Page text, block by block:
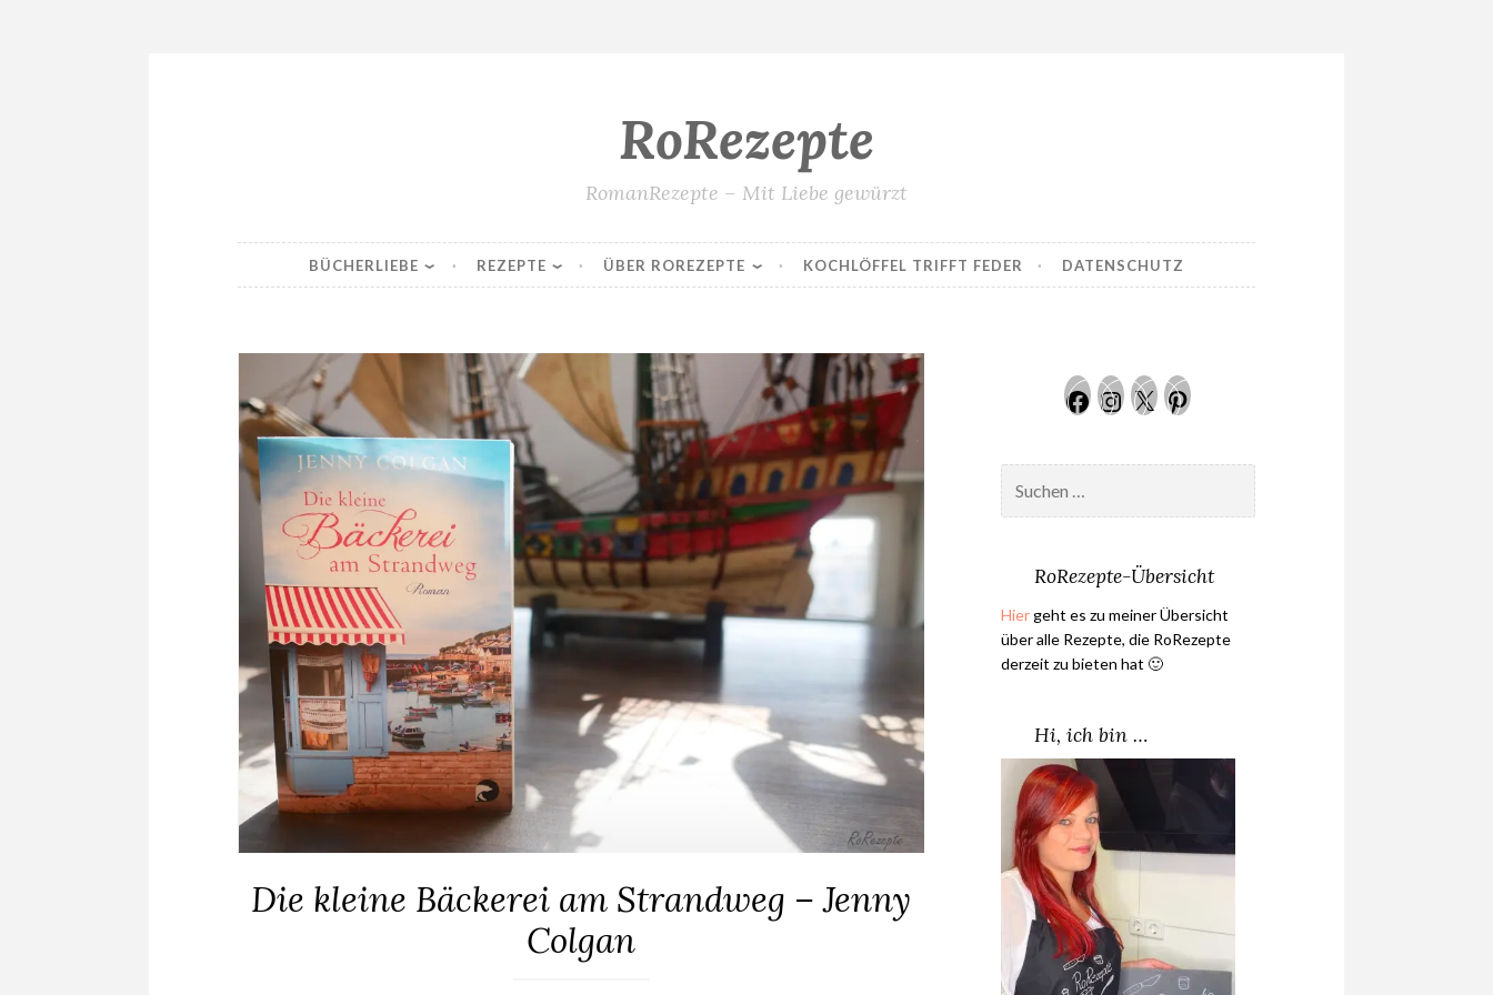
RoRezepte
RomanRezepte – Mit Liebe gewürzt
BÜCHERLIEBE REZEPTE ÜBER ROREZEPTE KOCHLÖFFEL TRIFFT FEDER DATENSCHUTZ
Die kleine Bäckerei am Strandweg – Jenny Colgan
ALLGEMEIN
Die kleine Bäckerei am Strandweg – Jenny
Colgan
Facebook
Instagram
Twitter
Pinterest
nach:
RoRezepte-Übersicht
Hiergeht es zu meiner Übersicht
über alle Rezepte, die RoRezepte
derzeit zu bieten hat 🙂
Hi, ich bin …